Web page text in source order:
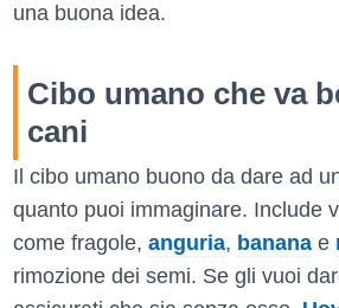
una buona idea.
Cibo umano che va
cani
Il cibo umano buono da dare ad
quanto puoi immaginare. Include
come fragole, anguria, banana e
rimozione dei semi. Se gli vuoi